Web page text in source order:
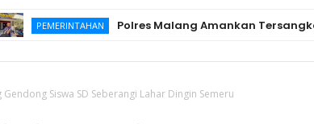
PEMERINTAHAN
Polres Malang Amankan Tersangka
Siswa SD Seberangi Lahar Dingin Semeru